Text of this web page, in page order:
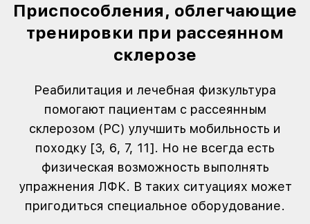
Приспособления, облегчающие
тренировки при рассеянном
склерозе
Реабилитация и лечебная физкультура
помогают пациентам с рассеянным
склерозом (РС) улучшить мобильность и
походку [3, 6, 7, 11]. Но не всегда есть
физическая возможность выполнять
упражнения ЛФК. В таких ситуациях может
пригодиться специальное оборудование.